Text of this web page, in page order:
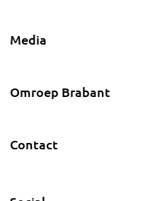
Media
Omroep Brabant
Contact